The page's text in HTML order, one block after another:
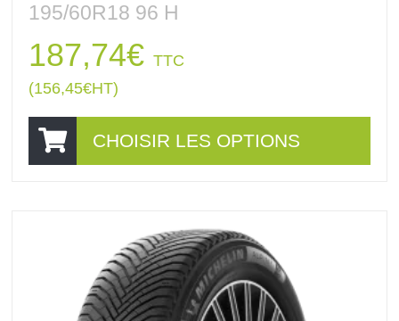
195/60R18 96 H
187,74€ TTC
(156,45€HT)
CHOISIR LES OPTIONS